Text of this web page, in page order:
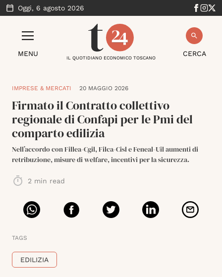
Oggi, 6 agosto 2026
MENU CERCA
IL QUOTIDIANO ECONOMICO TOSCANO
IMPRESE & MERCATI 20 MAGGIO 2026
Firmato il Contratto collettivo
regionale di Confapi per le Pmi del
comparto edilizia
Nell’accordo con Fillea-Cgil, Filca-Cisl e Feneal-Uil aumenti di
retribuzione, misure di welfare, incentivi per la sicurezza.
2 min read
TAGS
EDILIZIA